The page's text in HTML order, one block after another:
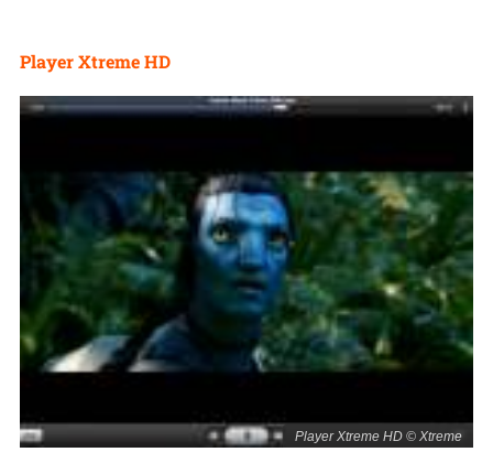
Player Xtreme HD
Player Xtreme HD © Xtreme